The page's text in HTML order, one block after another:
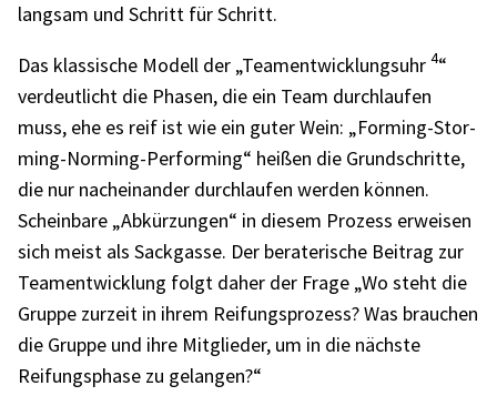
lang­sam und Schritt für Schritt.
Das klas­si­sche Modell der „Team­ent­wick­lungs­uhr 4“
verdeut­licht die Phasen, die ein Team durch­lau­fen
muss, ehe es reif ist wie ein guter Wein: „Forming-Stor­
ming-Norming-Performing“ heißen die Grund­schritte,
die nur nach­ein­an­der durch­lau­fen werden können.
Schein­bare „Abkür­zun­gen“ in diesem Prozess erwei­sen
sich meist als Sack­gasse. Der bera­te­ri­sche Beitrag zur
Team­ent­wick­lung folgt daher der Frage „Wo steht die
Gruppe zurzeit in ihrem Reifungs­pro­zess? Was brau­chen
die Gruppe und ihre Mitglie­der, um in die nächste
Reifungs­phase zu gelan­gen?“